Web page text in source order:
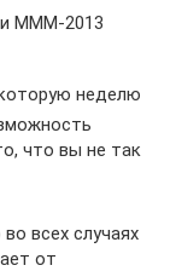
и МММ-2013
неделю
что вы не так
всех случаях
от